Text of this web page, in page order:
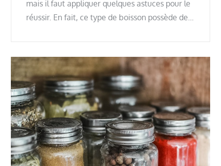
mais il faut appliquer quelques astuces pour le
réussir. En fait, ce type de boisson possède de…